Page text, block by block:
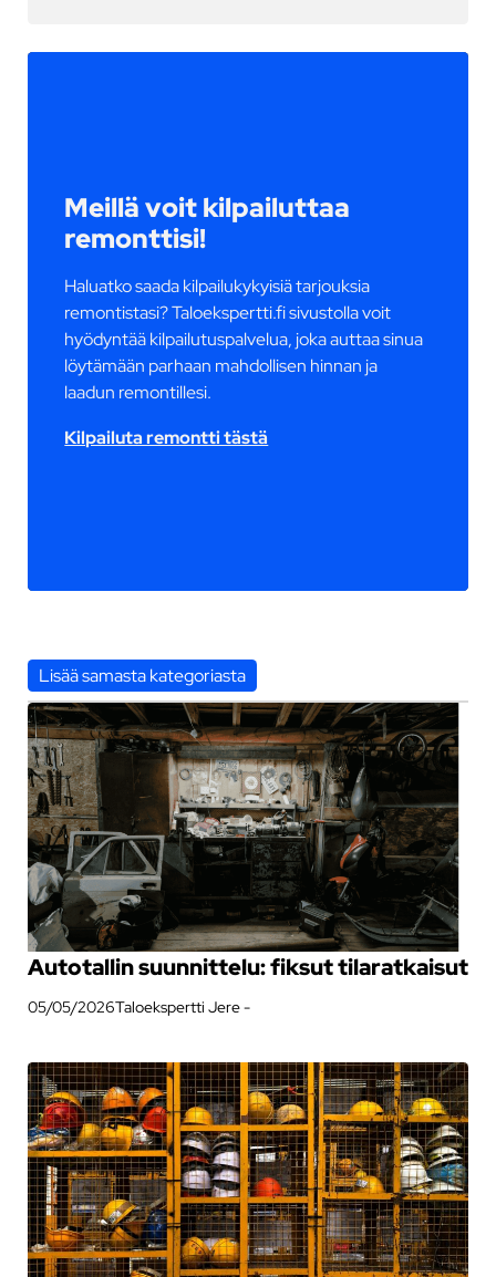
Meillä voit kilpailuttaa
remonttisi!
Haluatko saada kilpailukykyisiä tarjouksia
remontistasi? Taloekspertti.fi sivustolla voit
hyödyntää kilpailutuspalvelua, joka auttaa sinua
löytämään parhaan mahdollisen hinnan ja
laadun remontillesi.
Kilpailuta remontti tästä
Lisää samasta kategoriasta
Autotallin suunnittelu: fiksut tilaratkaisut
05/05/2026Taloekspertti Jere -